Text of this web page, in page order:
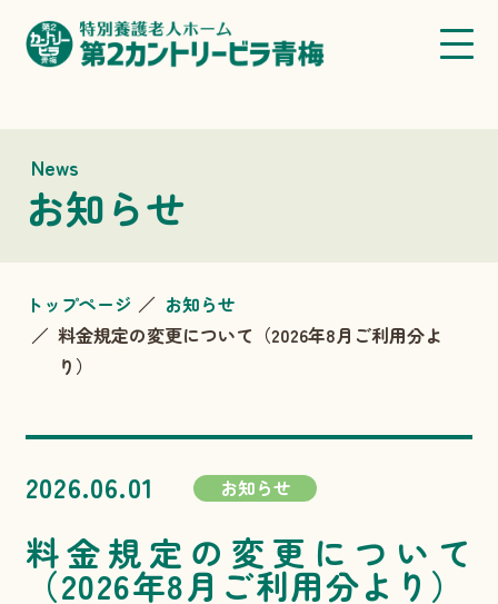
News
お知らせ
トップページ
お知らせ
料金規定の変更について（2026年8月ご利用分よ
り）
2026.06.01 お知らせ
料金規定の変更について
（2026年8月ご利用分より）